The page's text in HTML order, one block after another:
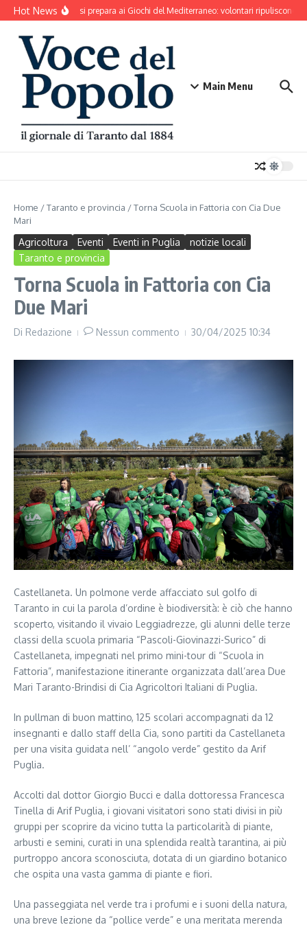
Salta al contenuto
Hot NewsTaranto si prepara ai Giochi del Mediterraneo: volontari ripuliscono
Main Menu
Home /Taranto e provincia /Torna Scuola in Fattoria con Cia Due
Mari
Agricoltura Eventi Eventi in Puglia
notizie locali
Taranto e provincia
Torna Scuola in Fattoria con Cia
Due Mari
Di Redazione Nessun commento 30/04/2025 10:34
Castellaneta. Un polmone verde affacciato sul golfo di
Taranto in cui la parola d’ordine è biodiversità: è ciò che hanno
scoperto, visitando il vivaio Leggiadrezze, gli alunni delle terze
classi della scuola primaria “Pascoli-Giovinazzi-Surico” di
Castellaneta, impegnati nel primo mini-tour di “Scuola in
Fattoria”, manifestazione itinerante organizzata dall’area Due
Mari Taranto-Brindisi di Cia Agricoltori Italiani di Puglia.
In pullman di buon mattino, 125 scolari accompagnati da 12
insegnanti e dallo staff della Cia, sono partiti da Castellaneta
per una visita guidata nell’ “angolo verde” gestito da Arif
Puglia.
Accolti dal dottor Giorgio Bucci e dalla dottoressa Francesca
Tinella di Arif Puglia, i giovani visitatori sono stati divisi in più
gruppi per scoprire da vicino tutta la particolarità di piante,
arbusti e semini, curati in una splendida realtà tarantina, ai più
purtroppo ancora sconosciuta, dotata di un giardino botanico
che ospita una vasta gamma di piante e fiori.
Una passeggiata nel verde tra i profumi e i suoni della natura,
una breve lezione da “pollice verde” e una meritata merenda